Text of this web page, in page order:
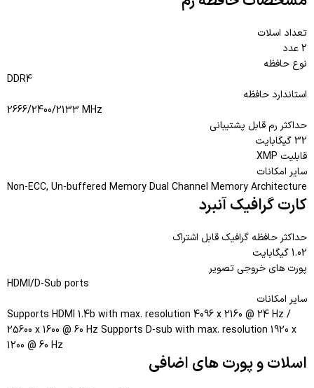
تعداد اسلات
2 عدد
نوع حافظه
DDR4
استاندارد حافظه
2666/2400/2133 MHz
حداکثر رم قابل پشتیبانی
32 گیگابایت
قابلیت XMP
سایر امکانات
Non-ECC, Un-buffered Memory Dual Channel Memory Architecture
کارت گرافیک آنبرد
حداکثر حافظه گرافیک قابل اشتراک
1.02 گیگابایت
پورت های خروجی تصویر
HDMI/D-Sub ports
سایر امکانات
Supports HDMI 1.4b with max. resolution 4096 x 2160 @ 24 Hz /
25600 x 1600 @ 60 Hz Supports D-sub with max. resolution 1920 x
1200 @ 60 Hz
اسلات و پورت های اضافی